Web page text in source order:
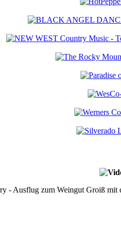
- Ausflug zum Weingut Groiß mit